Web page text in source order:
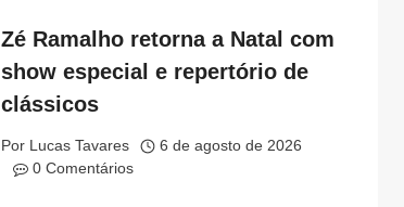
Zé Ramalho retorna a Natal com
show especial e repertório de
clássicos
Por Lucas Tavares
6 de agosto de 2026
0 Comentários